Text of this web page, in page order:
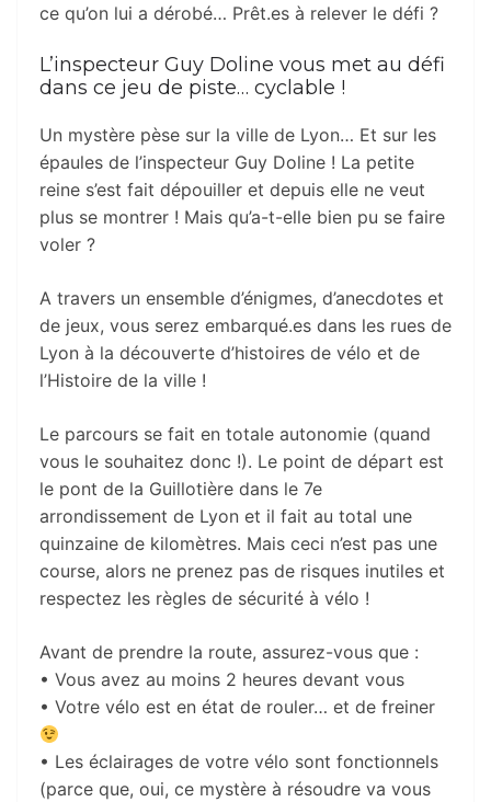
ce qu’on lui a dérobé… Prêt.es à relever le défi ?
L’inspecteur Guy Doline vous met au défi
dans ce jeu de piste… cyclable !
Un mystère pèse sur la ville de Lyon… Et sur les
épaules de l’inspecteur Guy Doline ! La petite
reine s’est fait dépouiller et depuis elle ne veut
plus se montrer ! Mais qu’a-t-elle bien pu se faire
voler ?
A travers un ensemble d’énigmes, d’anecdotes et
de jeux, vous serez embarqué.es dans les rues de
Lyon à la découverte d’histoires de vélo et de
l’Histoire de la ville !
Le parcours se fait en totale autonomie (quand
vous le souhaitez donc !). Le point de départ est
le pont de la Guillotière dans le 7e
arrondissement de Lyon et il fait au total une
quinzaine de kilomètres. Mais ceci n’est pas une
course, alors ne prenez pas de risques inutiles et
respectez les règles de sécurité à vélo !
Avant de prendre la route, assurez-vous que :
• Vous avez au moins 2 heures devant vous
• Votre vélo est en état de rouler… et de freiner
• Les éclairages de votre vélo sont fonctionnels
(parce que, oui, ce mystère à résoudre va vous